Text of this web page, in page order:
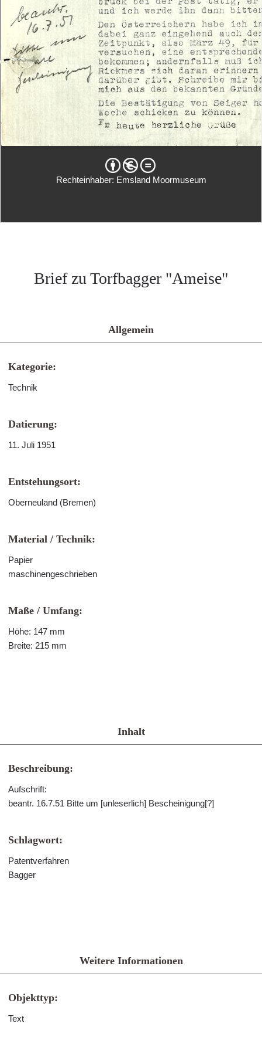
Rechteinhaber: Emsland Moormuseum
Brief zu Torfbagger "Ameise"
Allgemein
Kategorie:
Technik
Datierung:
11. Juli 1951
Entstehungsort:
Oberneuland (Bremen)
Material / Technik:
Papier
maschinengeschrieben
Maße / Umfang:
Höhe: 147 mm
Breite: 215 mm
Inhalt
Beschreibung:
Aufschrift:
beantr. 16.7.51 Bitte um [unleserlich] Bescheinigung[?]
Schlagwort:
Patentverfahren
Bagger
Weitere Informationen
Objekttyp:
Text